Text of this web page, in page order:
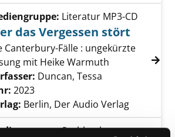
Details von Wer das Vergessen
Literatur MP3-CD
das Vergessen stört
Canterbury-Fälle : ungekürzte
mit Heike Warmuth
Duncan, Tessa
2023
Berlin, Der Audio Verlag
Sachbuch